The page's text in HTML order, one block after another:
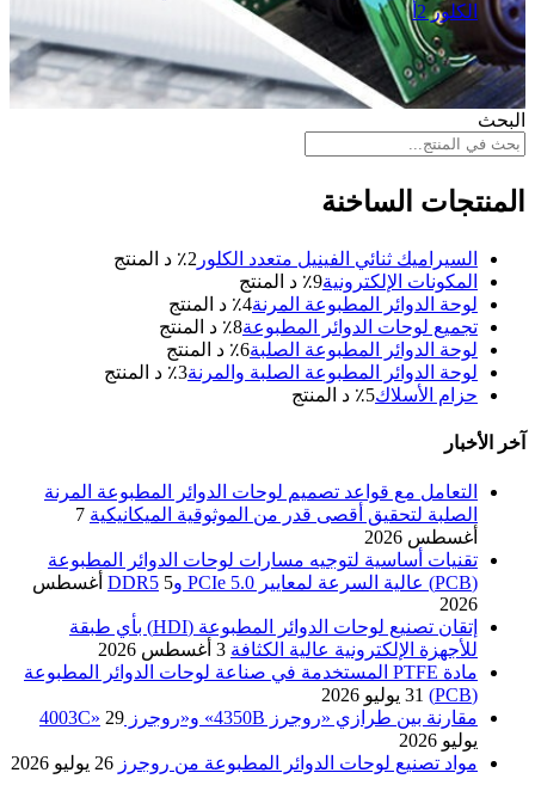
الكلور 2أ
البحث
المنتجات الساخنة
السيراميك ثنائي الفينيل متعدد الكلور 2٪ د المنتج
المكونات الإلكترونية9٪ د المنتج
لوحة الدوائر المطبوعة المرنة4٪ د المنتج
تجميع لوحات الدوائر المطبوعة8٪ د المنتج
لوحة الدوائر المطبوعة الصلبة6٪ د المنتج
لوحة الدوائر المطبوعة الصلبة والمرنة3٪ د المنتج
حزام الأسلاك5٪ د المنتج
آخر الأخبار
التعامل مع قواعد تصميم لوحات الدوائر المطبوعة المرنة
الصلبة لتحقيق أقصى قدر من الموثوقية الميكانيكية 7
أغسطس 2026
تقنيات أساسية لتوجيه مسارات لوحات الدوائر المطبوعة
(PCB) عالية السرعة لمعايير PCIe 5.0 وDDR5
5 أغسطس
2026
إتقان تصنيع لوحات الدوائر المطبوعة (HDI) بأي طبقة
للأجهزة الإلكترونية عالية الكثافة 3 أغسطس 2026
مادة PTFE المستخدمة في صناعة لوحات الدوائر المطبوعة
(PCB)
31 يوليو 2026
مقارنة بين طرازي «روجرز 4350B» و«روجرز 4003C»
29
يوليو 2026
مواد تصنيع لوحات الدوائر المطبوعة من روجرز 26 يوليو 2026